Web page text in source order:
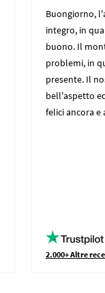
Buongiorno,
integro, in
buono. Il
problemi, in
presente. Il
bell'aspetto
felici ancora e
2.000+ Altre